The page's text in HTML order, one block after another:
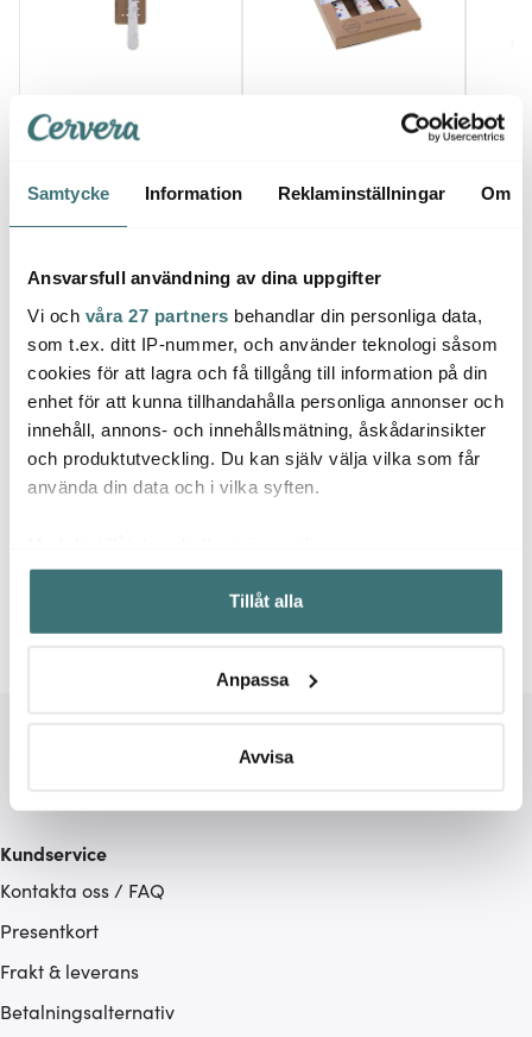
Samtycke Information Reklaminställningar Om
Ansvarsfull användning av dina uppgifter
Vi och våra 27 partners behandlar din personliga data,
som t.ex. ditt IP-nummer, och använder teknologi såsom
cookies för att lagra och få tillgång till information på din
enhet för att kunna tillhandahålla personliga annonser och
innehåll, annons- och innehållsmätning, åskådarinsikter
och produktutveckling. Du kan själv välja vilka som får
använda din data och i vilka syften.
Samla in information om din geografiska plats som
kan ha en noggrannhet på upp till flera meter
Identifiera din enhet genom att aktivt skanna den för
Ta reda på mer om hur dina personliga uppgifter
Du kan ändra eller dra tillbaka ditt samtycke när som
ska anpassas efter det som vi tror att du tycker om. Det
gör också att vi kan analysera vår trafik och göra
hemsidan ännu bättre. Du bestämmer själv vilka cookies
Tillåt alla
Anpassa
Avvisa
Kockkniv Handtag i
I lager
Låt dig inspireras av våra kunder
Kundservice
Kontakta oss / FAQ
Presentkort
Frakt & leverans
Betalningsalternativ